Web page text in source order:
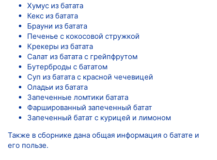
Хумус из батата
Кекс из батата
Брауни из батата
Печенье с кокосовой стружкой
Крекеры из батата
Салат из батата с грейпфрутом
Бутерброды с бататом
Суп из батата с красной чечевицей
Оладьи из батата
Запеченные ломтики батата
Фаршированный запеченный батат
Запеченный батат с курицей и лимоном
Также в сборнике дана общая информация о батате и
его пользе.